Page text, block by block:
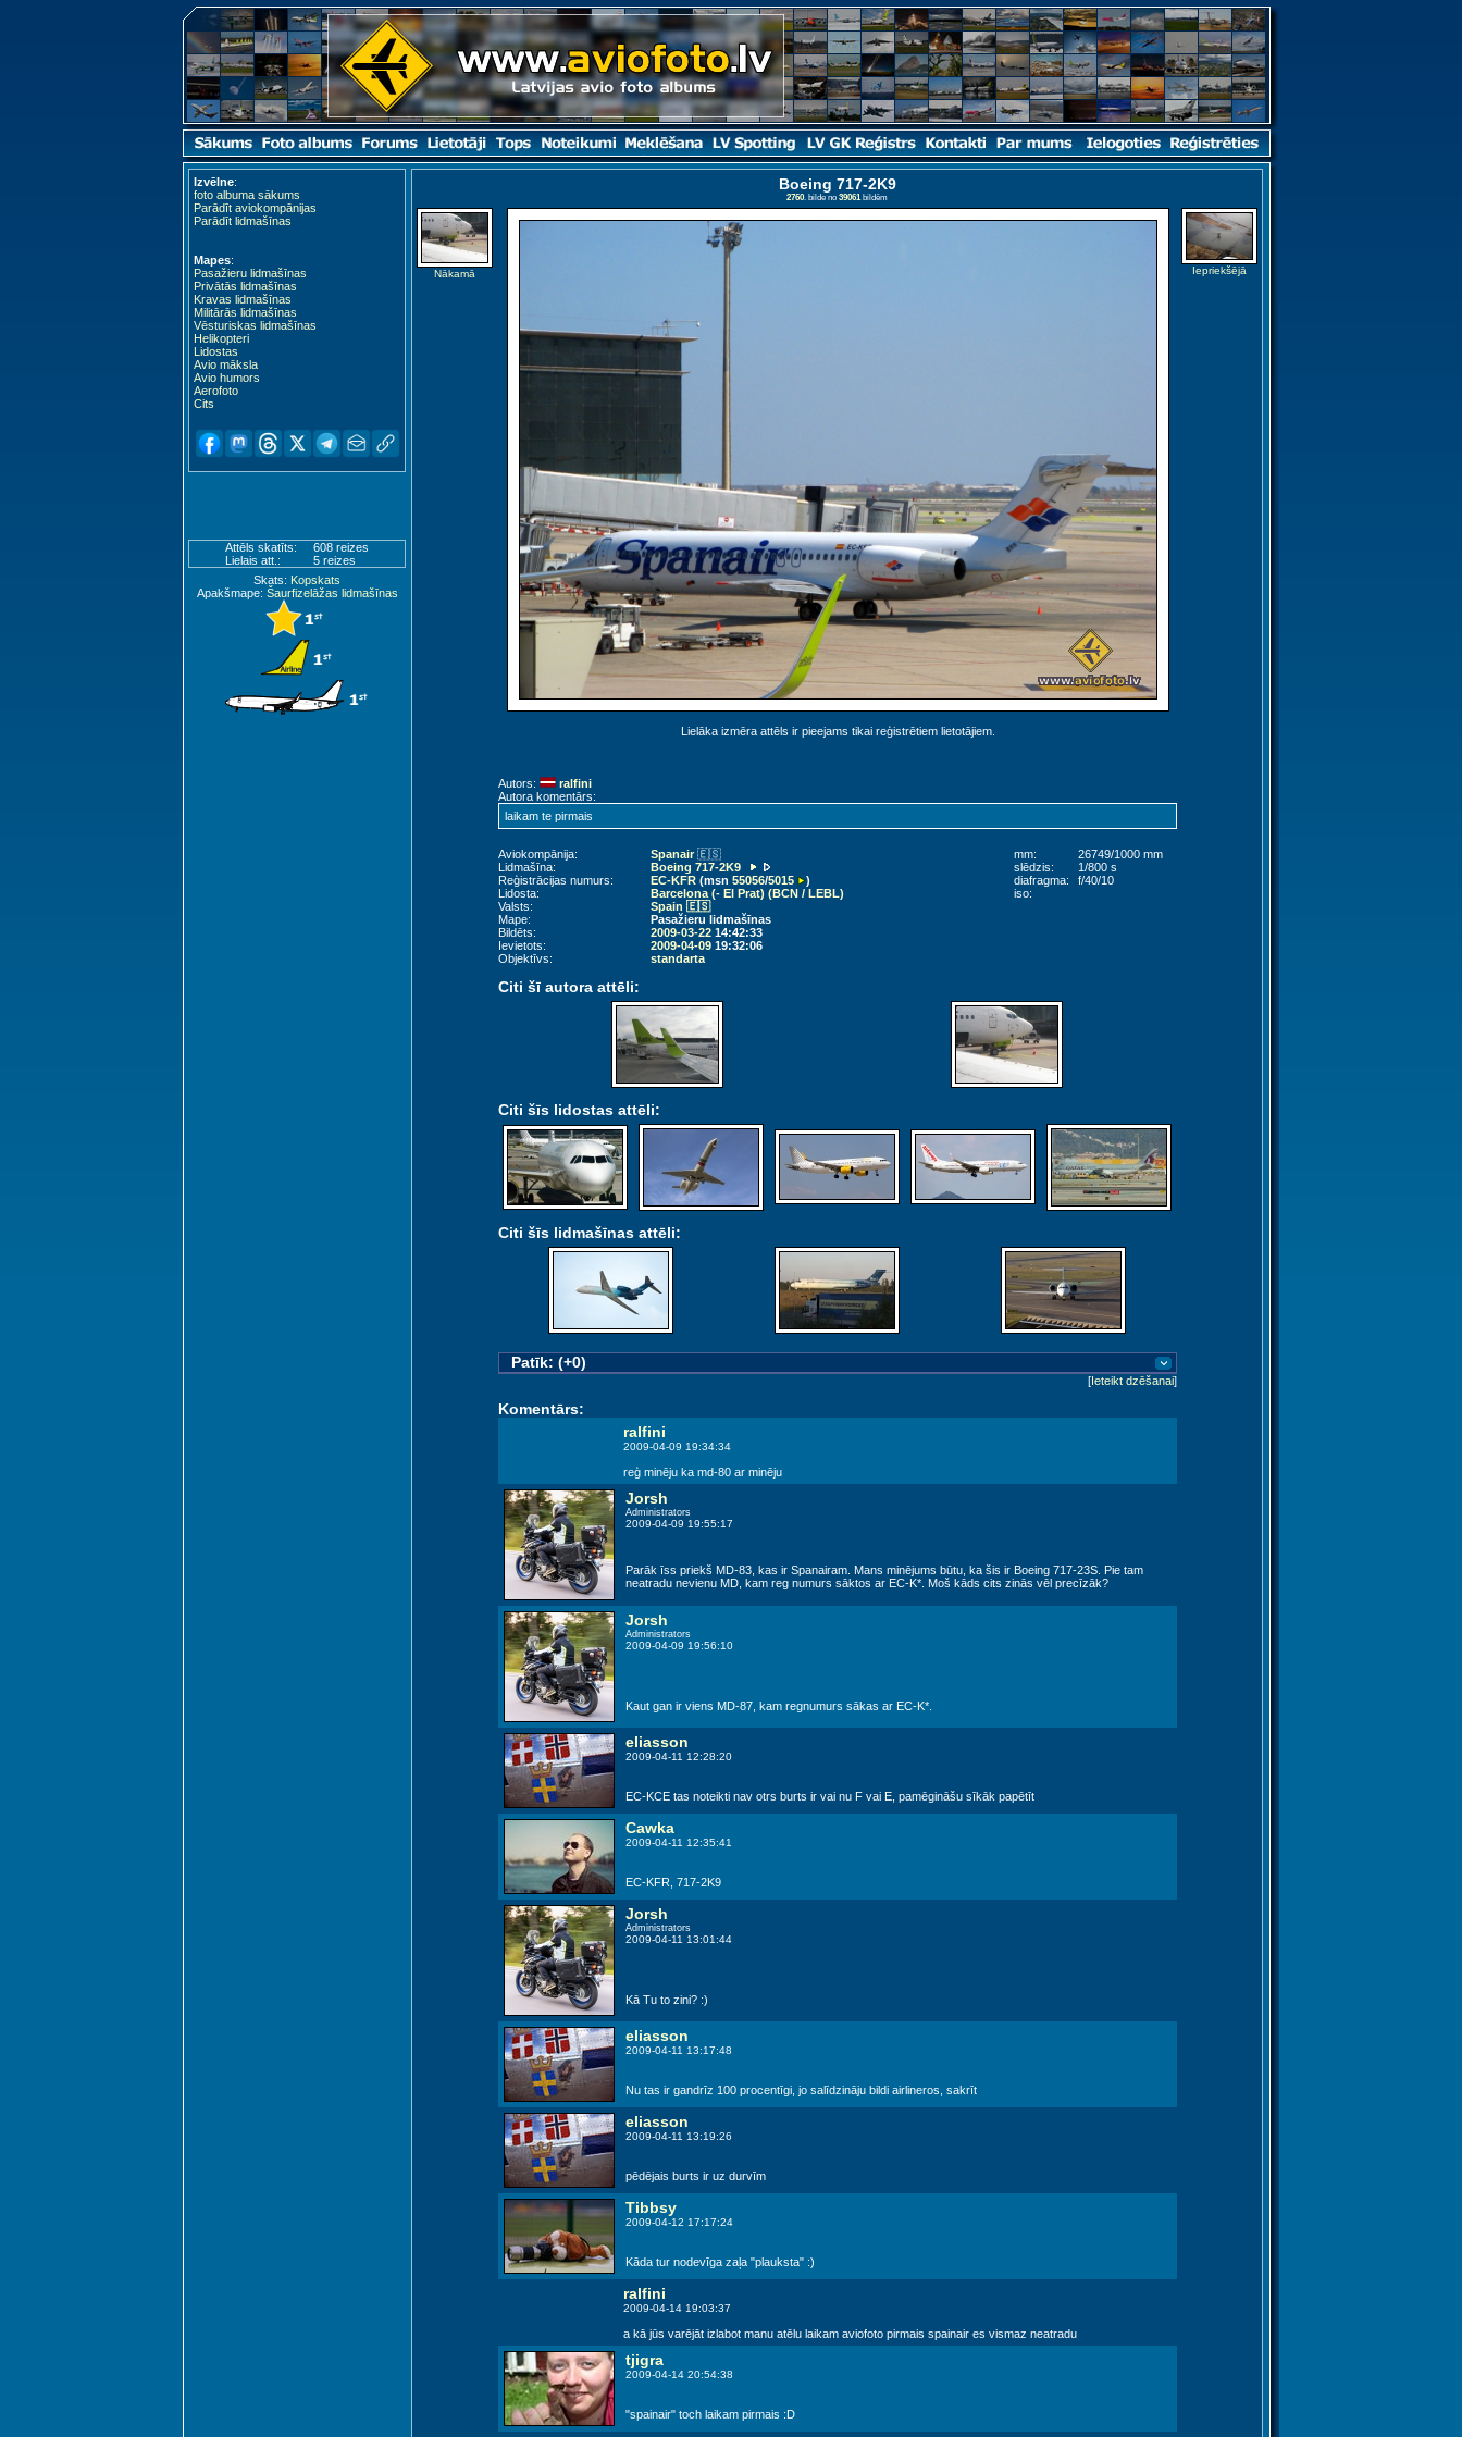
Izvēlne:
foto albuma sākums
Parādīt aviokompānijas
Parādīt lidmašīnas
Mapes:
Pasažieru lidmašīnas
Privātās lidmašīnas
Kravas lidmašīnas
Militārās lidmašīnas
Vēsturiskas lidmašīnas
Helikopteri
Lidostas
Avio māksla
Avio humors
Aerofoto
Cits
Attēls skatīts:
608 reizes
Lielais att.:
5 reizes
Skats: Kopskats
Apakšmape: Šaurfizelāžas lidmašīnas
Boeing 717-2K9
2760. bilde no 39061bildēm
Nākamā
Lielāka izmēra attēls ir pieejams tikai reģistrētiem lietotājiem.
Iepriekšējā
Autors:
ralfini
Autora komentārs:
laikam te pirmais
Aviokompānija: Spanair🇪🇸
Lidmašīna:
Boeing 717-2K9
Reģistrācijas numurs:
EC-KFR(msn 55056/5015
)
Lidosta:
Barcelona (- El Prat) (BCN / LEBL)
Valsts:
Spain 🇪🇸
Mape:
Pasažieru lidmašīnas
Bildēts:
2009-03-2214:42:33
Ievietots:
2009-04-0919:32:06
Objektīvs:
standarta
mm:
26749/1000 mm
slēdzis:
1/800 s
diafragma:
f/40/10
iso:
Citi šī autora attēli:
Citi šīs lidostas attēli:
Citi šīs lidmašīnas attēli:
Patīk: (+0)
[Ieteikt dzēšanai]
Komentārs:
ralfini
2009-04-09 19:34:34
reģ minēju ka md-80 ar minēju
Jorsh
Administrators
2009-04-09 19:55:17
Parāk īss priekš MD-83, kas ir Spanairam. Mans minējums būtu, ka šis ir Boeing 717-23S. Pie tam
neatradu nevienu MD, kam reg numurs sāktos ar EC-K*. Moš kāds cits zinās vēl precīzāk?
Jorsh
Administrators
2009-04-09 19:56:10
Kaut gan ir viens MD-87, kam regnumurs sākas ar EC-K*.
eliasson
2009-04-11 12:28:20
EC-KCE tas noteikti nav otrs burts ir vai nu F vai E, pamēgināšu sīkāk papētīt
Cawka
2009-04-11 12:35:41
EC-KFR, 717-2K9
Jorsh
Administrators
2009-04-11 13:01:44
Kā Tu to zini? :)
eliasson
2009-04-11 13:17:48
Nu tas ir gandrīz 100 procentīgi, jo salīdzināju bildi airlineros, sakrīt
eliasson
2009-04-11 13:19:26
pēdējais burts ir uz durvīm
Tibbsy
2009-04-12 17:17:24
Kāda tur nodevīga zaļa "plauksta" :)
ralfini
2009-04-14 19:03:37
a kā jūs varējāt izlabot manu atēlu laikam aviofoto pirmais spainair es vismaz neatradu
tjigra
2009-04-14 20:54:38
"spainair" toch laikam pirmais :D